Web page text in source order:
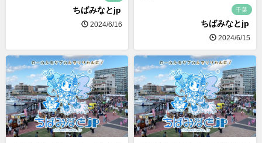
ちばみなとjp
2024/6/16
千葉
ちばみなとjp
2024/6/15